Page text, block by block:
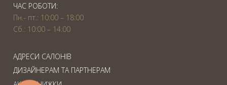
ЧАС РОБОТИ:
Пн.- пт.: 10:00 – 18:00
Сб.: 10:00 – 14:00
АДРЕСИ САЛОНІВ
ДИЗАЙНЕРАМ ТА ПАРТНЕРАМ